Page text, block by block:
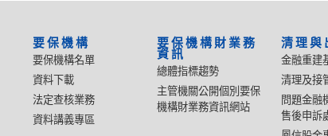
要保機構
要保機構名單
資料下載
法定查核業務
資料講義專區
要保機構財業務
資訊
總體指標趨勢
主管機關公開個別要保
機構財業務資訊網站
清理與
金融重建
清理及接
問題金融
售後申訴